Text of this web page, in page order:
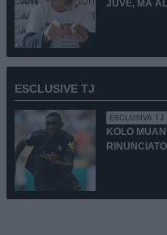
JUVE, MA
ESCLUSIVE TJ
ESCLUSIVA TJ
KOLO